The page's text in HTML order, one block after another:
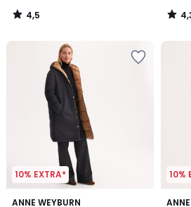
4,5
/
/
10% EXTRA*
ANNE WEYBURN
3,8
2
10%
4,6
2